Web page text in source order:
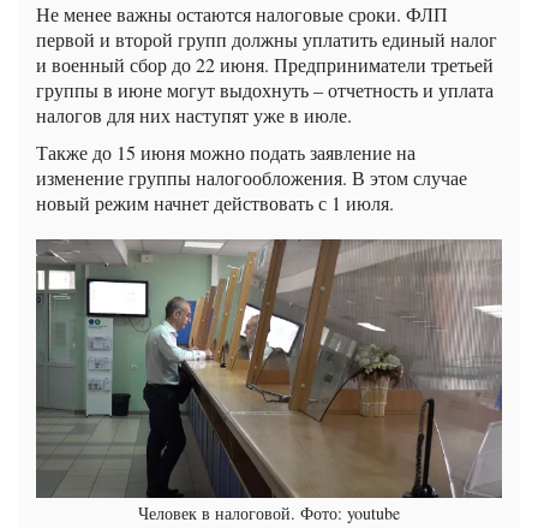
Не менее важны остаются налоговые сроки. ФЛП
первой и второй групп должны уплатить единый налог
и военный сбор до 22 июня. Предприниматели третьей
группы в июне могут выдохнуть – отчетность и уплата
налогов для них наступят уже в июле.
Также до 15 июня можно подать заявление на
изменение группы налогообложения. В этом случае
новый режим начнет действовать с 1 июля.
Человек в налоговой. Фото: youtube